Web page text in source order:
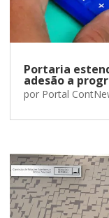
Portaria
adesão a
por Portal